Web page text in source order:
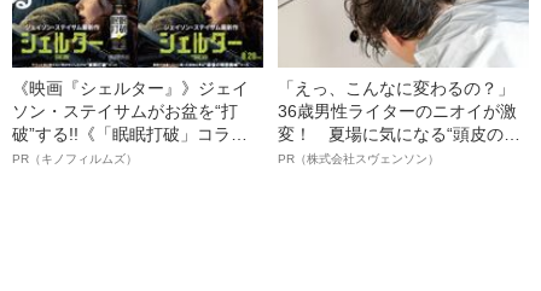
《映画『シェルター』》ジェイ
ソン・ステイサムがお盆を“打
破”する!!《「眠眠打破」コラ
ボ》
PR（キノフィルムズ）
「えっ、こんなに変わるの？」
36歳男性ライターのニオイが激
変！ 夏場に気になる“頭皮のニ
オイ”や“ベタつき”を解消す
PR（株式会社スヴェンソン）